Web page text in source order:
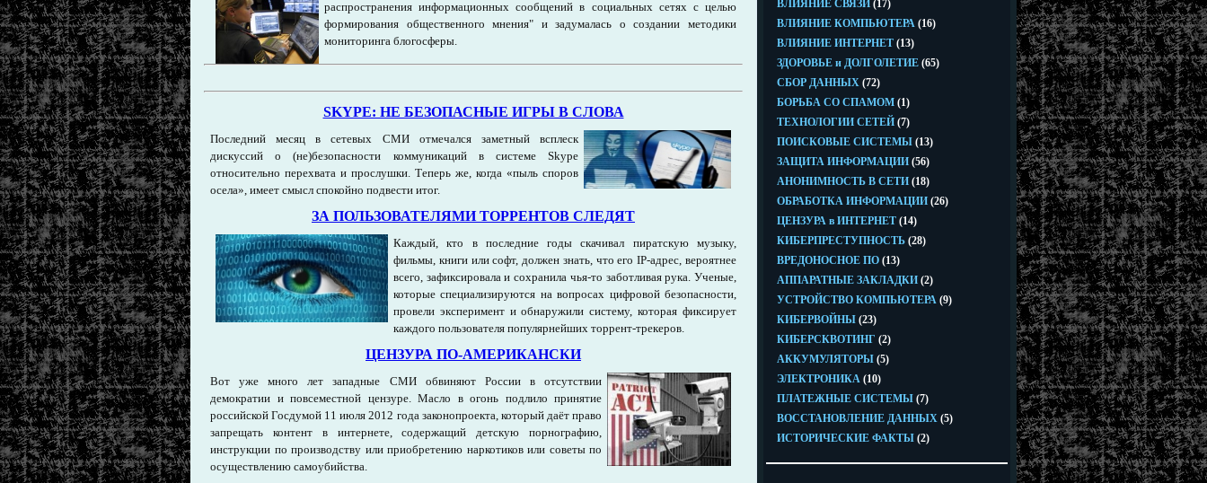
распространения информационных сообщений в социальных сетях с целью
формирования общественного мнения" и задумалась о создании методики
мониторинга блогосферы.
SKYPE: НЕ БЕЗОПАСНЫЕ ИГРЫ В СЛОВА
Последний месяц в сетевых СМИ отмечался заметный всплеск
дискуссий о (не)безопасности коммуникаций в системе Skype
относительно перехвата и прослушки. Теперь же, когда «пыль споров
осела», имеет смысл спокойно подвести итог.
ЗА ПОЛЬЗОВАТЕЛЯМИ ТОРРЕНТОВ СЛЕДЯТ
Каждый, кто в последние годы скачивал пиратскую музыку,
фильмы, книги или софт, должен знать, что его IP-адрес, вероятнее
всего, зафиксировала и сохранила чья-то заботливая рука. Ученые,
которые специализируются на вопросах цифровой безопасности,
провели эксперимент и обнаружили систему, которая фиксирует
каждого пользователя популярнейших торрент-трекеров.
ЦЕНЗУРА ПО-АМЕРИКАНСКИ
Вот уже много лет западные СМИ обвиняют России в отсутствии
демократии и повсеместной цензуре. Масло в огонь подлило принятие
российской Госдумой 11 июля 2012 года законопроекта, который даёт право
запрещать контент в интернете, содержащий детскую порнографию,
инструкции по производству или приобретению наркотиков или советы по
осуществлению самоубийства.